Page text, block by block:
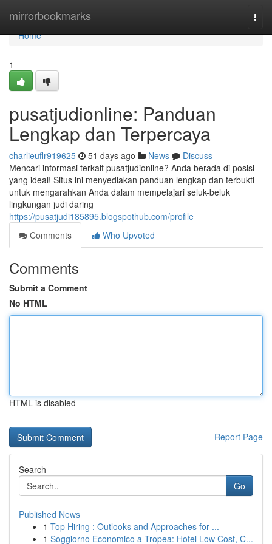
mirrorbookmarks
Home
Home
1
pusatjudionline: Panduan
Lengkap dan Terpercaya
charlieuflr919625 51 days ago News
Discuss
Mencari informasi terkait pusatjudionline? Anda berada di posisi
yang ideal! Situs ini menyediakan panduan lengkap dan terbukti
untuk mengarahkan Anda dalam mempelajari seluk-beluk
lingkungan judi daring
https://pusatjudi185895.blogspothub.com/profile
Comments
Who Upvoted
Comments
Submit a Comment
No HTML
HTML is disabled
Report Page
Search
Go
Published News
1 Top Hiring : Outlooks and Approaches for ...
1 Soggiorno Economico a Tropea: Hotel Low Cost, C...